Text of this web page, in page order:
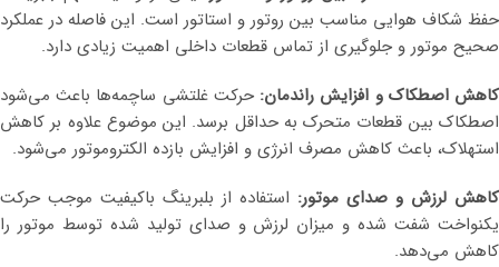
حفظ شکاف هوایی مناسب بین روتور و استاتور است. این فاصله در عملکرد
صحیح موتور و جلوگیری از تماس قطعات داخلی اهمیت زیادی دارد.
کاهش اصطکاک و افزایش راندمان: حرکت غلتشی ساچمه‌ها باعث می‌شود
اصطکاک بین قطعات متحرک به حداقل برسد. این موضوع علاوه بر کاهش
استهلاک، باعث کاهش مصرف انرژی و افزایش بازده الکتروموتور می‌شود.
کاهش لرزش و صدای موتور: استفاده از بلبرینگ باکیفیت موجب حرکت
یکنواخت شفت شده و میزان لرزش و صدای تولید شده توسط موتور را
کاهش می‌دهد.